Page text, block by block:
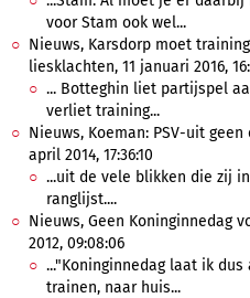
voor Stam ook wel...
Nieuws, Karsdorp moet
liesklachten, 11 januari 2016,
... Botteghin liet partijspel
verliet training...
Nieuws, Koeman: PSV-uit
april 2014, 17:36:10
...uit de vele blikken die zij
ranglijst....
Nieuws, Geen Koninginnedag
2012, 09:08:06
..."Koninginnedag laat ik dus
trainen, naar huis...